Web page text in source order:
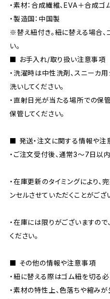
・素材：合成繊維、EVA＋合成ゴ
・製造国：中国製
※替え紐付き。紐に替える場合、
い。
■ お手入れ/取り扱い注意事項
・洗濯時は中性洗剤、スニーカ
洗いしてください。
・直射日光が当たる場所での保
保管してください。
■ 発送・注文に関する情報や注
・ご注文受付後、通常3〜7日以
・在庫更新のタイミングにより、
ンセルさせていただくことがござ
・在庫には限りがございますの
ください。
■ その他の情報や注意事項
・紐に替える際はゴム紐を切る必
・素材の特性上、色落ちや縮み